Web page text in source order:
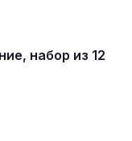
набор из 12